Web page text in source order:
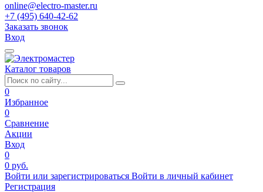
online@electro-master.ru
+7 (495) 640-42-62
Заказать звонок
Вход
Каталог товаров
0
Избранное
0
Сравнение
Акции
Вход
0
0 руб.
Войти или зарегистрироваться Войти в личный кабинет
Регистрация